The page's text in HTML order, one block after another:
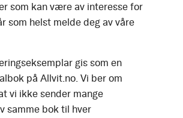
som kan være av interesse for
som helst melde deg av våre
gis som en
på Allvit.no. Vi ber om
vi ikke sender mange
samme bok til hver